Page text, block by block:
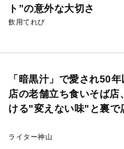
ト”の意外な大切さ
飲用てれび
「暗黒汁」で愛され50
店の老舗立ち食いそば店
ける"変えない味"と裏で
ライター神山